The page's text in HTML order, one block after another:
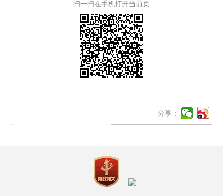
扫一扫在手机打开当前页
分享：